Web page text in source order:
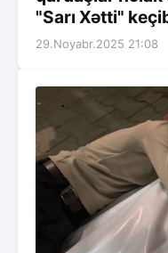
"Sarı Xətti"
29.Noyabr.2025 21:08